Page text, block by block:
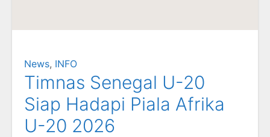
News, INFO
Timnas Senegal U-20
Siap Hadapi Piala Afrika
U-20 2026